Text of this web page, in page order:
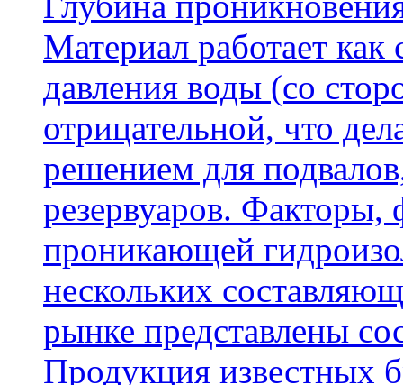
Материал работает
давления воды (со
отрицательной, что
решением для
резервуаров.
проникающей
нескольких
рынке представлены
Продукция известных